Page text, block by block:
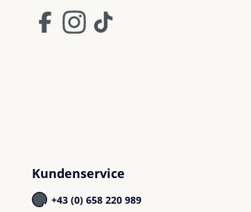
Kundenservice
+43 (0) 658 220 989